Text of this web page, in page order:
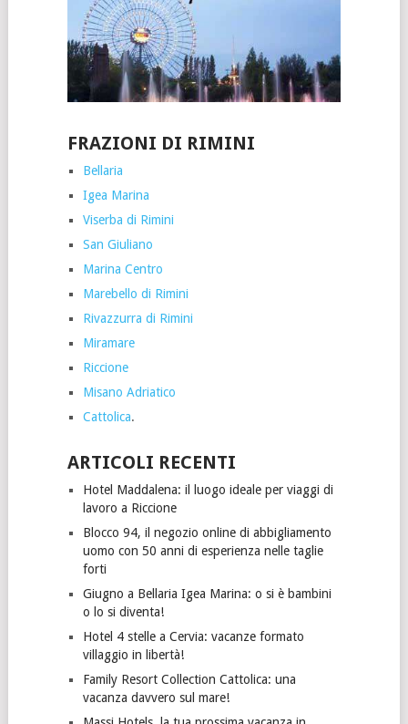
FRAZIONI DI RIMINI
Bellaria
Igea Marina
Viserba di Rimini
San Giuliano
Marina Centro
Marebello di Rimini
Rivazzurra di Rimini
Miramare
Riccione
Misano Adriatico
Cattolica.
ARTICOLI RECENTI
Hotel Maddalena: il luogo ideale per viaggi di
lavoro a Riccione
Blocco 94, il negozio online di abbigliamento
uomo con 50 anni di esperienza nelle taglie
forti
Giugno a Bellaria Igea Marina: o si è bambini
o lo si diventa!
Hotel 4 stelle a Cervia: vacanze formato
villaggio in libertà!
Family Resort Collection Cattolica: una
vacanza davvero sul mare!